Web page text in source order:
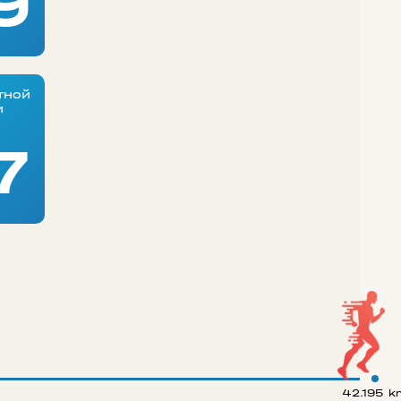
42.195